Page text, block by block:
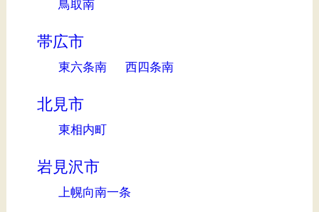
鳥取南
帯広市
東六条南 西四条南
北見市
東相内町
岩見沢市
上幌向南一条